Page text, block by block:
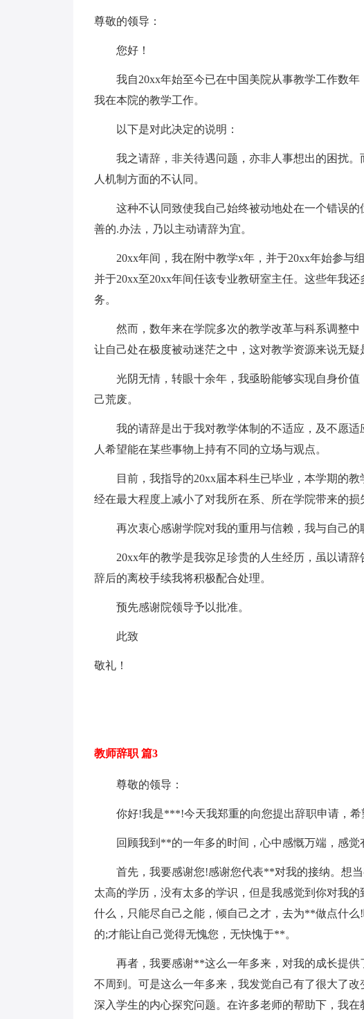
尊敬的领导：
您好！
我自20xx年始至今已在中国美院从事教学工作数年
我在本院的教学工作。
以下是对此决定的说明：
我之请辞，非关待遇问题，亦非人事想出的困扰。
人机制方面的不认同。
这种不认同致使我自己始终被动地处在一个错误的
善的.办法，乃以主动请辞为宜。
20xx年间，我在附中教学x年，并于20xx年始参与
并于20xx至20xx年间任该专业教研室主任。这些年我
务。
然而，数年来在学院多次的教学改革与科系调整中
让自己处在极度被动迷茫之中，这对教学资源来说无疑
光阴无情，转眼十余年，我亟盼能够实现自身价值
己荒废。
我的请辞是出于我对教学体制的不适应，及不愿适
人希望能在某些事物上持有不同的立场与观点。
目前，我指导的20xx届本科生已毕业，本学期的教
经在最大程度上减小了对我所在系、所在学院带来的损
再次衷心感谢学院对我的重用与信赖，我与自己的
20xx年的教学是我弥足珍贵的人生经历，虽以请辞
辞后的离校手续我将积极配合处理。
预先感谢院领导予以批准。
此致
敬礼！
教师辞职 篇3
尊敬的领导：
你好!我是***!今天我郑重的向您提出辞职申请，希
回顾我到**的一年多的时间，心中感慨万端，感觉
首先，我要感谢您!感谢您代表**对我的接纳。想当
太高的学历，没有太多的学识，但是我感觉到你对我
什么，只能尽自己之能，倾自己之才，去为**做点什
的;才能让自己觉得无愧您，无快愧于**。
再者，我要感谢**这么一年多来，对我的成长提供
不周到。可是这么一年多来，我发觉自己有了很大了
深入学生的内心探究问题。在许多老师的帮助下，我